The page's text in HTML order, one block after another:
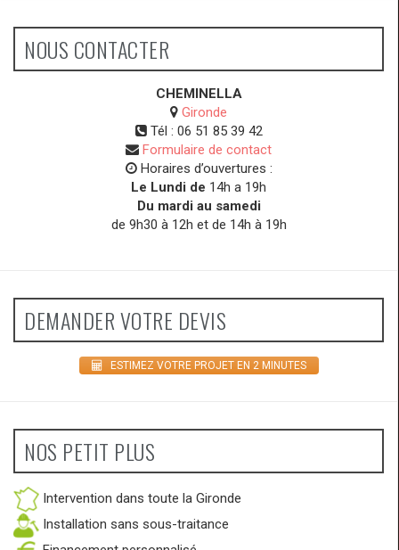
NOUS CONTACTER
CHEMINELLA
Gironde
Tél : 06 51 85 39 42
Formulaire de contact
Horaires d’ouvertures :
Le Lundi de 14h a 19h
Du mardi au samedi
de 9h30 à 12h et de 14h à 19h
DEMANDER VOTRE DEVIS
ESTIMEZ VOTRE PROJET EN 2 MINUTES
NOS PETIT PLUS
Intervention dans toute la Gironde
Installation sans sous-traitance